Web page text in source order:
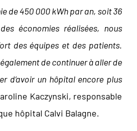
de 450 000 kWh par an, soit 36
économies réalisées, nous
des équipes et des patients.
de continuerà aller de
d’avoir un hôpital encore plus
Kaczynski, responsable
hôpital Calvi Balagne.